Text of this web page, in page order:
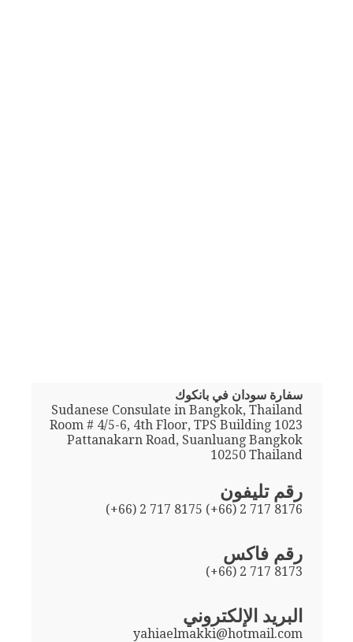
سفارة سودان في بانكوك
Sudanese Consulate in Bangkok, Thailand
Room # 4/5-6, 4th Floor, TPS Building 1023
Pattanakarn Road, Suanluang Bangkok
10250 Thailand
رقم تليفون
(+66) 2 717 8175 (+66) 2 717 8176
رقم فاكس
(+66) 2 717 8173
البريد الإلكتروني
yahiaelmakki@hotmail.com